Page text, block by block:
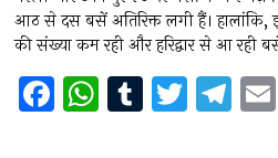
आठ से दस बसें अतिरिक्त लगी हैं। हालांकि,
की संख्या कम रही और हरिद्वार से आ रही
F
a
W
h
T
u
T
wi
T
el